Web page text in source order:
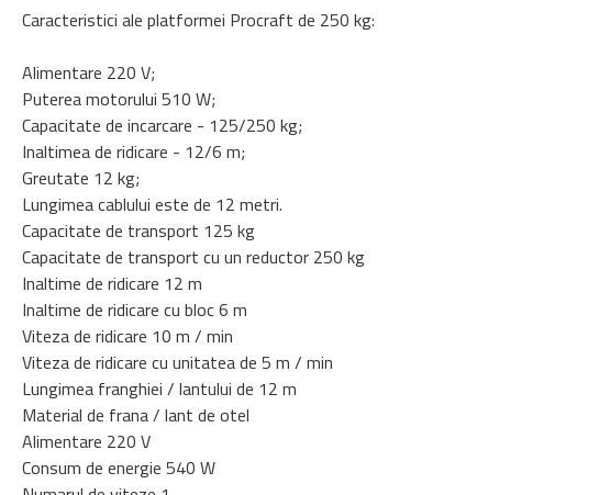
Caracteristici ale platformei Procraft de 250 kg:
Alimentare 220 V;
Puterea motorului 510 W;
Capacitate de incarcare - 125/250 kg;
Inaltimea de ridicare - 12/6 m;
Greutate 12 kg;
Lungimea cablului este de 12 metri.
Capacitate de transport 125 kg
Capacitate de transport cu un reductor 250 kg
Inaltime de ridicare 12 m
Inaltime de ridicare cu bloc 6 m
Viteza de ridicare 10 m / min
Viteza de ridicare cu unitatea de 5 m / min
Lungimea franghiei / lantului de 12 m
Material de frana / lant de otel
Alimentare 220 V
Consum de energie 540 W